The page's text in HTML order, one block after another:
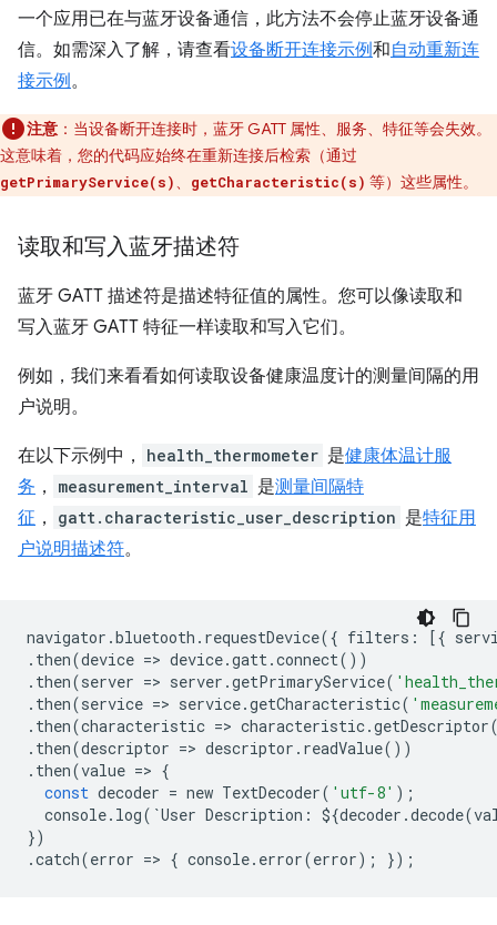
一个应用已在与蓝牙设备通信，此方法不会停止蓝牙设备通
信。如需深入了解，请查看设备断开连接示例和自动重新连
接示例。
注意 ：当设备断开连接时，蓝牙 GATT 属性、服务、特征等会失效。
这意味着，您的代码应始终在重新连接后检索（通过
getPrimaryService(s)、 getCharacteristic(s) 等）这些属性。
读取和写入蓝牙描述符
蓝牙 GATT 描述符是描述特征值的属性。您可以像读取和
写入蓝牙 GATT 特征一样读取和写入它们。
例如，我们来看看如何读取设备健康温度计的测量间隔的用
户说明。
在以下示例中， health_thermometer 是健康体温计服
务 ， measurement_interval 是测量间隔特
征 ， gatt.characteristic_user_description 是特征用
户说明描述符。
navigator .bluetooth . requestDevice({ filters : [{
. then(device => device.gatt.connect())
. then(server => server .getPrimaryService(
. then(service => service.getCharacteristic(
. then(characteristic => characteristic.getDescriptor
. then(descriptor => descriptor . readValue())
. then(value => {
const decoder = new TextDecoder( 'utf-8' );
console. log( `User Description : ${decoder .decode(
})
.catch(error => { console. error(error); });